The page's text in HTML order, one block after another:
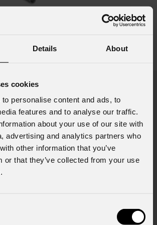
Details About
cookies
personalise content and ads, to
features and to analyse our traffic.
about your use of our site with
advertising and analytics partners who
other information that you’ve
or that they’ve collected from your use